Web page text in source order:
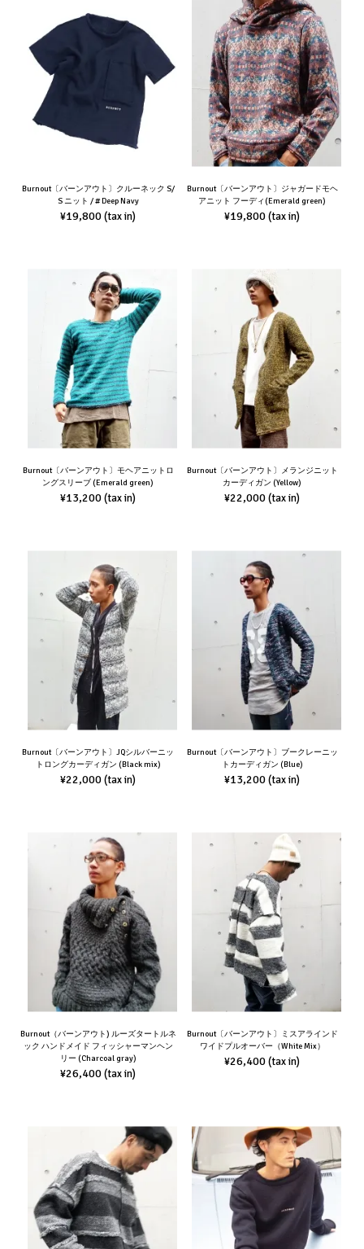
Burnout〔バーンアウト〕クルーネック S/
S ニット / # Deep Navy
¥19,800(tax in)
Burnout〔バーンアウト〕ジャガードモヘ
アニット フーディ(Emerald green)
¥19,800(tax in)
Burnout〔バーンアウト〕モヘアニットロ
ングスリーブ (Emerald green)
¥13,200(tax in)
Burnout〔バーンアウト〕メランジニット
カーディガン (Yellow)
¥22,000(tax in)
Burnout〔バーンアウト〕JQシルバーニッ
トロングカーディガン (Black mix)
¥22,000(tax in)
Burnout〔バーンアウト〕ブークレーニッ
トカーディガン (Blue)
¥13,200(tax in)
Burnout（バーンアウト) ルーズタートルネ
ック ハンドメイド フィッシャーマンヘン
リー (Charcoal gray)
¥26,400(tax in)
Burnout〔バーンアウト〕ミスアラインド
ワイドプルオーバー（White Mix）
¥26,400(tax in)